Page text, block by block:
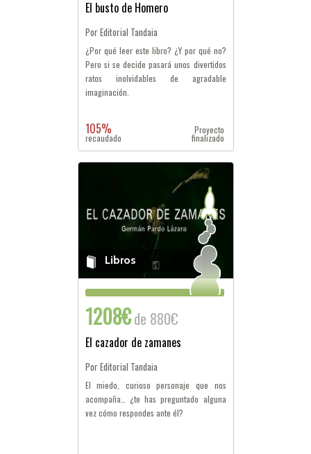
El busto de Homero
Por Editorial Tandaia
¿Por qué leer este libro? ¿Y por qué no?
Pero si se decide pasará unos divertidos
ratos inolvidables de agradable
imaginación.
105%
recaudado
Proyecto
finalizado
Libros
1208€de 880€
El cazador de zamanes
Por Editorial Tandaia
El miedo, curioso personaje que nos
acompaña… ¿te has preguntado alguna
vez cómo respondes ante él?